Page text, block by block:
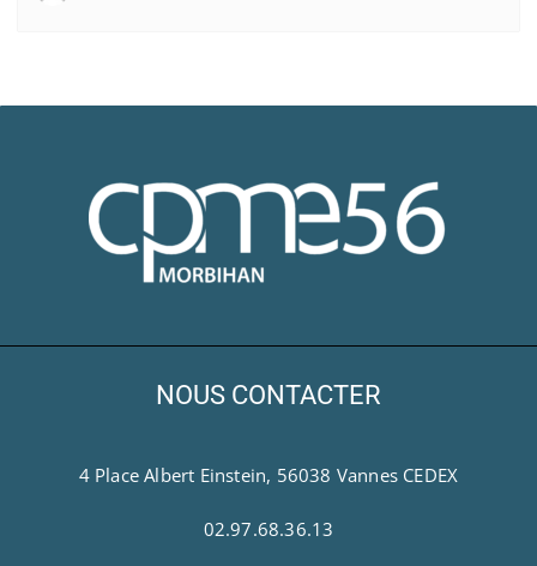
NOUS CONTACTER
4 Place Albert Einstein, 56038 Vannes CEDEX
02.97.68.36.13